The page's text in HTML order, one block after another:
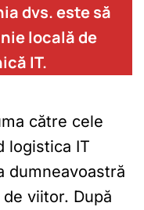
dvs. este să
locală de
IT.
către cele
logistica IT
dumneavoastră
viitor. După